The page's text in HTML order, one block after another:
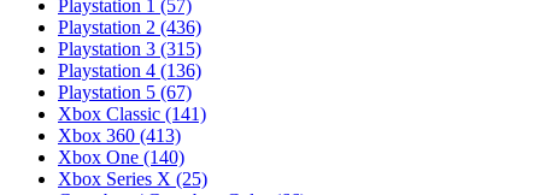
Playstation 1 (57)
Playstation 2 (436)
Playstation 3 (315)
Playstation 4 (136)
Playstation 5 (67)
Xbox Classic (141)
Xbox 360 (413)
Xbox One (140)
Xbox Series X (25)